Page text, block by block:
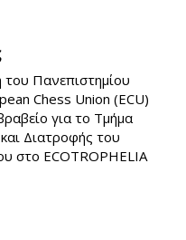
Πανεπιστημίου
Chess Union (ECU)
για το Τμήμα
Διατροφής του
στο ECOTROPHELIA